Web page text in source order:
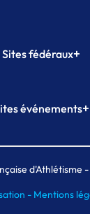
Sites fédéraux+
Formation
événements+
de Paris
Ekiden de Paris
d'Athlétisme -
- Mentions